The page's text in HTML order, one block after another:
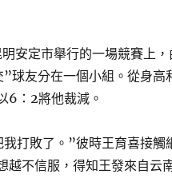
安定市舉行的一場競賽上
球友分在一個小組。從身高
6：2將他裁減。
打敗了。”彼時王育喜接觸
越不信服，得知王發來自云